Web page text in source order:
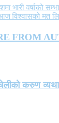
भारी वर्षाको
विश्वासको मत
FROM
करुण व्यथा